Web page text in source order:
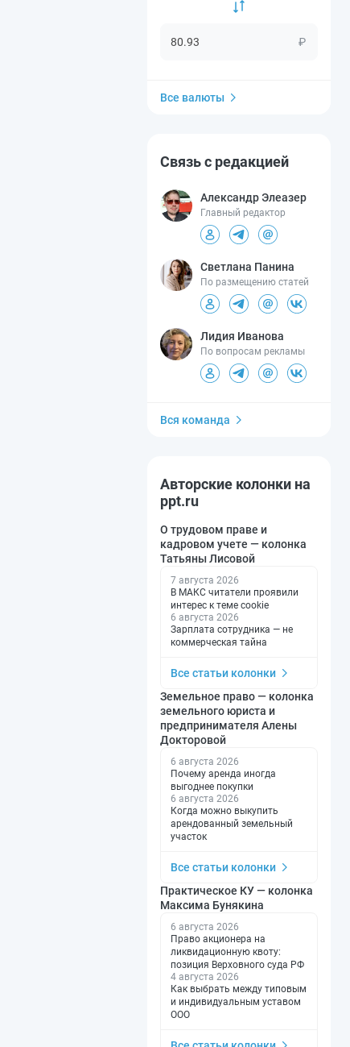
₽
Все валюты
Связь с редакцией
Александр Элеазер
Главный редактор
Светлана Панина
По размещению статей
Лидия Иванова
По вопросам рекламы
Вся команда
Авторские колонки на
ppt.ru
О трудовом праве и
кадровом учете — колонка
Татьяны Лисовой
7 августа 2026
В МАКС читатели проявили
интерес к теме cookie
6 августа 2026
Зарплата сотрудника — не
коммерческая тайна
Все статьи колонки
Земельное право — колонка
земельного юриста и
предпринимателя Алены
Докторовой
6 августа 2026
Почему аренда иногда
выгоднее покупки
6 августа 2026
Когда можно выкупить
арендованный земельный
участок
Все статьи колонки
Практическое КУ — колонка
Максима Бунякина
6 августа 2026
Право акционера на
ликвидационную квоту:
позиция Верховного суда РФ
4 августа 2026
Как выбрать между типовым
и индивидуальным уставом
ООО